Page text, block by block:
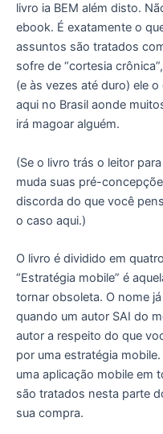
livro ia BEM além disto.
ebook. É exatamente o
assuntos são tratados
sofre de “cortesia
(e às vezes até duro) ele
aqui no Brasil aonde
irá magoar alguém.
(Se o livro trás o leitor
muda suas pré-
discorda do que você
o caso aqui.)
O livro é dividido em
“Estratégia mobile” é
tornar obsoleta. O nome
quando um autor SAI do
autor a respeito do que
por uma estratégia
uma aplicação mobile em
são tratados nesta parte
sua compra.